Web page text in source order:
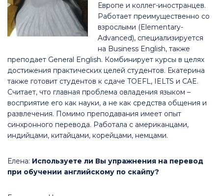
Европе и коллег-иностранцев.
Работает преимущественно со
взрослыми (Elementary-
Advanced), специализируется
на Business English, также
преподает General English. Комбинирует курсы в целях
достижения практических целей студентов. Екатерина
также готовит студентов к сдаче TOEFL, IELTS и CAE.
Считает, что главная проблема овладения языком –
восприятие его как науки, а не как средства общения и
развлечения. Помимо преподавания имеет опыт
синхронного перевода. Работала с американцами,
индийцами, китайцами, корейцами, немцами.
Елена: Используете ли Вы упражнения на перевод
при обучении английскому по скайпу?